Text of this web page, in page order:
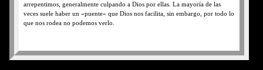
arrepentimos, generalmente culpando a Dios por ellas. La mayoría de las
veces suele haber un «puente» que Dios nos facilita, sin embargo, por todo lo
que nos rodea no podemos verlo.